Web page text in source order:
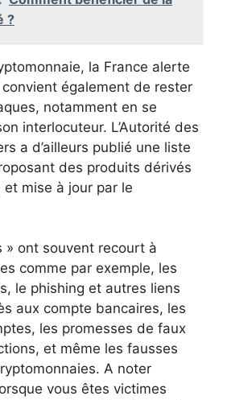
?
la France alerte
également de rester
notamment en se
interlocuteur. L’Autorité des
a d’ailleurs publié une liste
des produits dérivés
mise à jour par le
» ont souvent recourt à
comme par exemple, les
le phishing et autres liens
aux compte bancaires, les
les promesses de faux
et même les fausses
A noter
vous êtes victimes